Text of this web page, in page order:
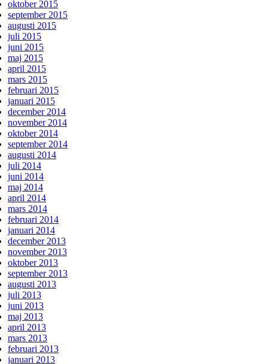
oktober 2015
september 2015
augusti 2015
juli 2015
juni 2015
maj 2015
april 2015
mars 2015
februari 2015
januari 2015
december 2014
november 2014
oktober 2014
september 2014
augusti 2014
juli 2014
juni 2014
maj 2014
april 2014
mars 2014
februari 2014
januari 2014
december 2013
november 2013
oktober 2013
september 2013
augusti 2013
juli 2013
juni 2013
maj 2013
april 2013
mars 2013
februari 2013
januari 2013